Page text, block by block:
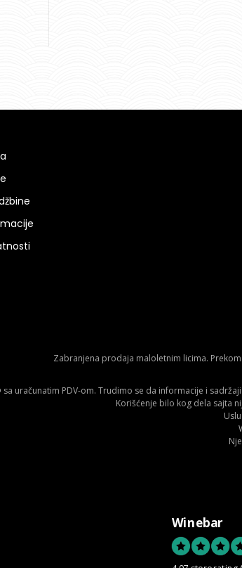
Zabranjena prodaja maloletnim licima.
sa uračunatim PDV-om. Trudimo se da informacije i
Korišćenje bilo kog dela sajta
Winebar